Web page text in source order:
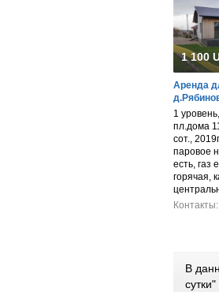
1 100
Аренда
1
пл.дома
сот.,
паровое
есть, газ
горячая,
Контакты:
В